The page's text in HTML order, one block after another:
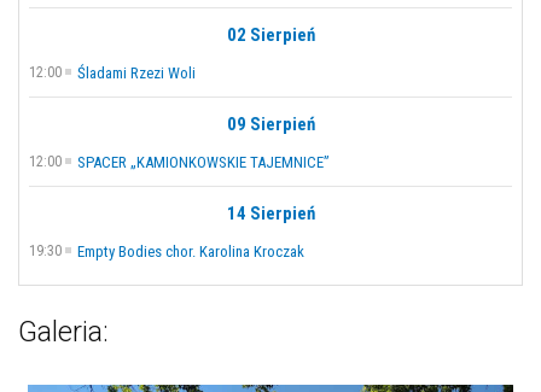
02 Sierpień
12:00 Śladami Rzezi Woli
09 Sierpień
12:00 SPACER „KAMIONKOWSKIE TAJEMNICE”
14 Sierpień
19:30 Empty Bodies chor. Karolina Kroczak
Galeria: